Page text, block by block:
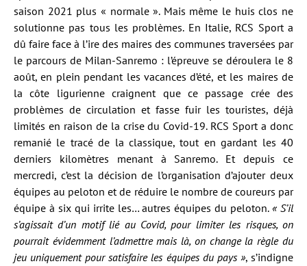
saison 2021 plus « normale ». Mais même le huis clos ne
solutionne pas tous les problèmes. En Italie, RCS Sport a
dû faire face à l’ire des maires des communes traversées par
le parcours de Milan-Sanremo : l’épreuve se déroulera le 8
août, en plein pendant les vacances d’été, et les maires de
la côte ligurienne craignent que ce passage crée des
problèmes de circulation et fasse fuir les touristes, déjà
limités en raison de la crise du Covid-19. RCS Sport a donc
remanié le tracé de la classique, tout en gardant les 40
derniers kilomètres menant à Sanremo. Et depuis ce
mercredi, c’est la décision de l’organisation d’ajouter deux
équipes au peloton et de réduire le nombre de coureurs par
équipe à six qui irrite les… autres équipes du peloton.« S’il
s’agissait d’un motif lié au Covid, pour limiter les risques, on
pourrait évidemment l’admettre mais là, on change la règle du
jeu uniquement pour satisfaire les équipes du pays », s’indigne